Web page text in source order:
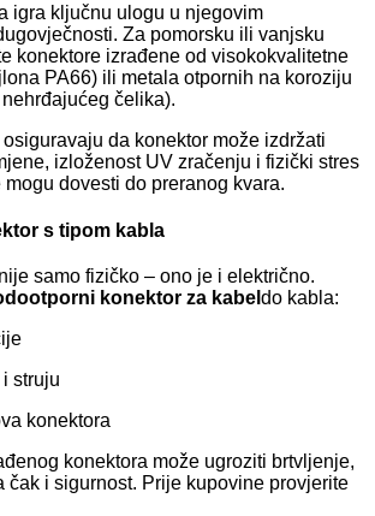
igra ključnu ulogu u njegovim
Za pomorsku ili vanjsku
konektore izrađene od visokokvalitetne
PA66) ili metala otpornih na koroziju
čelika).
da konektor može izdržati
izloženost UV zračenju i fizički stres
dovesti do preranog kvara.
s tipom kabla
samo fizičko – ono je i električno.
konektor za kabel do kabla:
struju
konektora
konektora može ugroziti brtvljenje,
čak i sigurnost. Prije kupovine provjerite